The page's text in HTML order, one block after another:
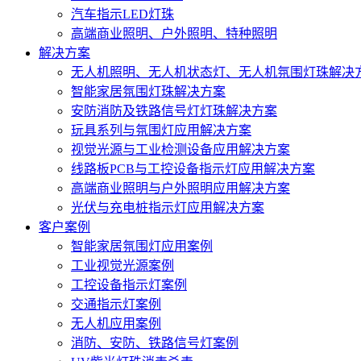
汽车指示LED灯珠
高端商业照明、户外照明、特种照明
解决方案
无人机照明、无人机状态灯、无人机氛围灯珠解决
智能家居氛围灯珠解决方案
安防消防及铁路信号灯灯珠解决方案
玩具系列与氛围灯应用解决方案
视觉光源与工业检测设备应用解决方案
线路板PCB与工控设备指示灯应用解决方案
高端商业照明与户外照明应用解决方案
光伏与充电桩指示灯应用解决方案
客户案例
智能家居氛围灯应用案例
工业视觉光源案例
工控设备指示灯案例
交通指示灯案例
无人机应用案例
消防、安防、铁路信号灯案例